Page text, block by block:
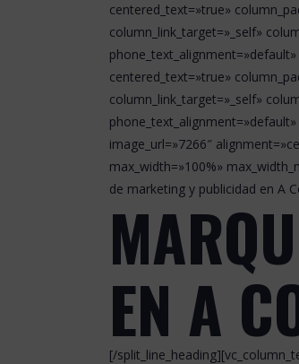
centered_text=»true»
column_link_target=»_self»
centered_text=»true»
column_link_target=»_self»
image_url=»7266″
max_width=»100%»
de marketing y publicidad en A
EN A
[/